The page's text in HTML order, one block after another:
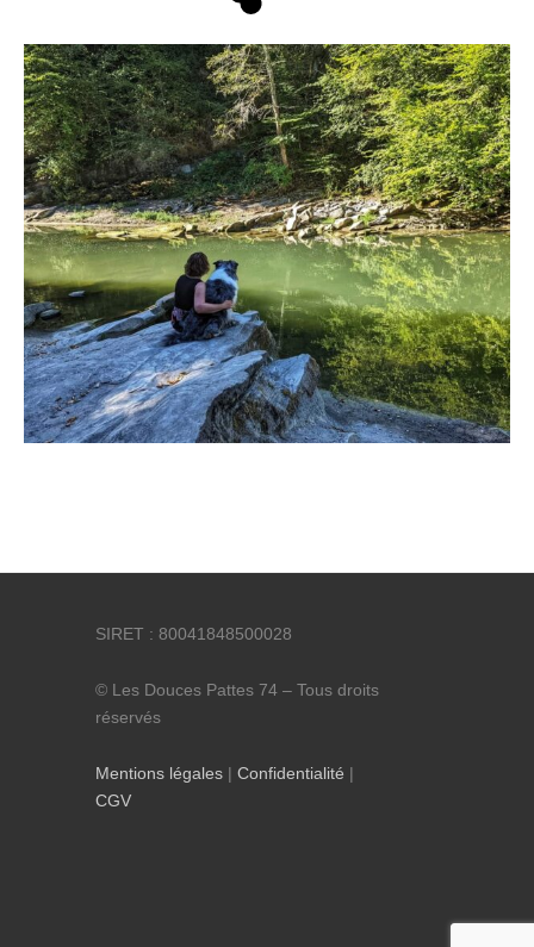
SIRET : 80041848500028
© Les Douces Pattes 74 – Tous droits
réservés
Mentions légales | Confidentialité |
CGV